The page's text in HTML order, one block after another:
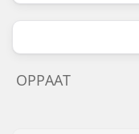
OPPAAT